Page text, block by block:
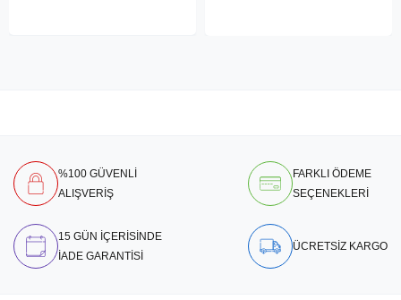
%100 GÜVENLİ
ALIŞVERİŞ
FARKLI ÖDEME
SEÇENEKLERİ
15 GÜN İÇERİSİNDE
İADE GARANTİSİ
ÜCRETSİZ KARGO